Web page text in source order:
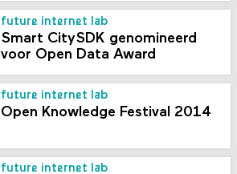
future internet lab
Smart CitySDK genomineerd
voor Open Data Award
future internet lab
Open Knowledge Festival 2014
future internet lab